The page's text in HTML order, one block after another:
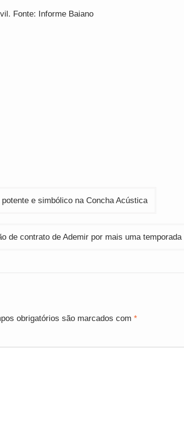
Fonte: Informe Baiano
e simbólico na Concha Acústica
de contrato de Ademir por mais uma temporada
obrigatórios são marcados com *